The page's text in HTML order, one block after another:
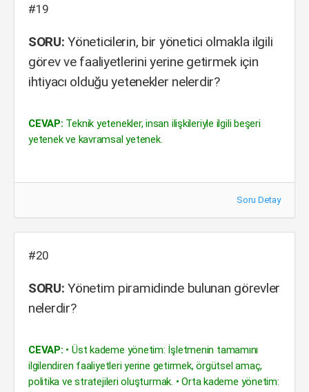
#19
SORU: Yöneticilerin, bir yönetici olmakla ilgili
görev ve faaliyetlerini yerine getirmek için
ihtiyacı olduğu yetenekler nelerdir?
CEVAP: Teknik yetenekler, insan ilişkileriyle ilgili beşeri
yetenek ve kavramsal yetenek.
Soru Detay
#20
SORU: Yönetim piramidinde bulunan görevler
nelerdir?
CEVAP: • Üst kademe yönetim: İşletmenin tamamını
ilgilendiren faaliyetleri yerine getirmek, örgütsel amaç,
politika ve stratejileri oluşturmak. • Orta kademe yönetim: